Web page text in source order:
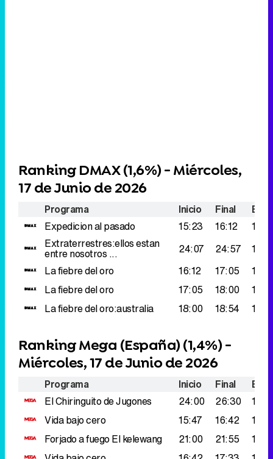
Ranking DMAX (1,6%) - Miércoles,
17 de Junio de 2026
Programa Inicio Final
Expedicion al pasado
15:23 16:12
Extraterrestres:ellos estan
entre nosotros ... 24:07 24:57
La fiebre del oro
16:12 17:05
La fiebre del oro
17:05 18:00
La fiebre del oro:australia
18:00 18:54
Ranking Mega (España) (1,4%) -
Miércoles, 17 de Junio de 2026
Programa Inicio Final
El Chiringuito de Jugones
24:00 26:30
Vida bajo cero
15:47 16:42
Forjado a fuegoEl kelewang 21:00 21:55